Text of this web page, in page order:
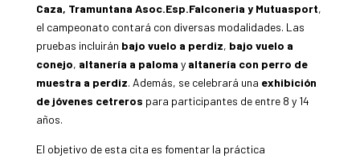
Caza, Tramuntana Asoc.Esp.Falconeria y Mutuasport,
el campeonato contará con diversas modalidades. Las
pruebas incluirán bajo vuelo a perdiz, bajo vuelo a
conejo, altanería a paloma yaltanería con perro de
muestra a perdiz. Además, se celebrará una exhibición
de jóvenes cetreros para participantes de entre 8 y 14
años.
El objetivo de esta cita es fomentar la práctica